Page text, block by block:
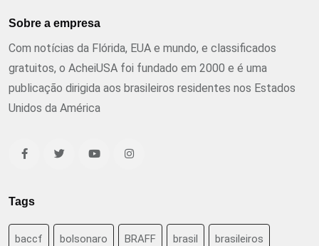
Sobre a empresa
Com notícias da Flórida, EUA e mundo, e classificados
gratuitos, o AcheiUSA foi fundado em 2000 e é uma
publicação dirigida aos brasileiros residentes nos Estados
Unidos da América
Tags
baccf bolsonaro BRAFF brasil brasileiros